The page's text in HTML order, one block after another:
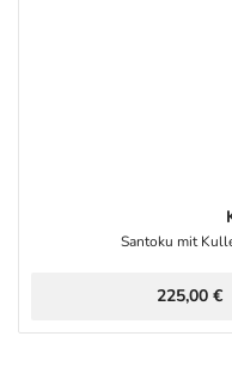
Santoku mit
225,00 €